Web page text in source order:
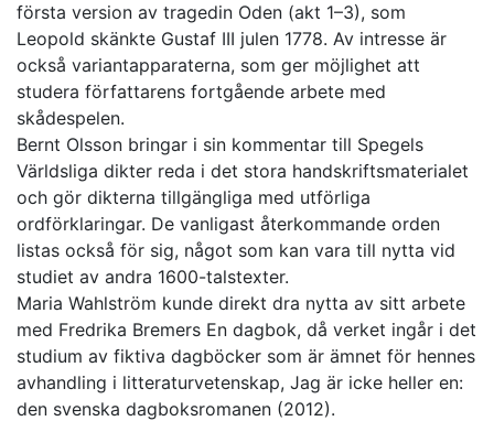
första version av tragedin Oden (akt 1–3), som
Leopold skänkte Gustaf III julen 1778. Av intresse är
också variantapparaterna, som ger möjlighet att
studera författarens fortgående arbete med
skådespelen.
Bernt Olsson bringar i sin kommentar till Spegels
Världsliga dikter reda i det stora handskriftsmaterialet
och gör dikterna tillgängliga med utförliga
ordförklaringar. De vanligast återkommande orden
listas också för sig, något som kan vara till nytta vid
studiet av andra 1600-talstexter.
Maria Wahlström kunde direkt dra nytta av sitt arbete
med Fredrika Bremers En dagbok, då verket ingår i det
studium av fiktiva dagböcker som är ämnet för hennes
avhandling i litteraturvetenskap, Jag är icke heller en:
den svenska dagboksromanen (2012).